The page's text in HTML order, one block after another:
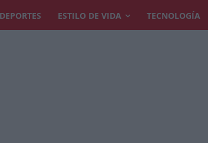
DEPORTES ESTILO DE VIDA TECNOLOGÍA